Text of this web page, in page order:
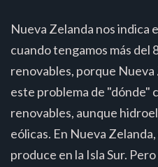
Nueva Zelanda nos indica
cuando tengamos más del
renovables, porque
este problema de "dónde"
renovables, aunque
eólicas. En Nueva
produce en la Isla Sur.